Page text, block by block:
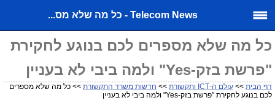
Telecom News - כל מה שלא מס...
כל מה שלא מספרים לכם בנוגע לחקירת
"פרשת בזק-Yes" ולמה ביבי לא בעניין
דף הבית >> עולם ה-ICT ותקשורת >> חדשות משרד התקשורת >> כל מה שלא מספרים
לכם בנוגע לחקירת "פרשת בזק-Yes" ולמה ביבי לא בעניין